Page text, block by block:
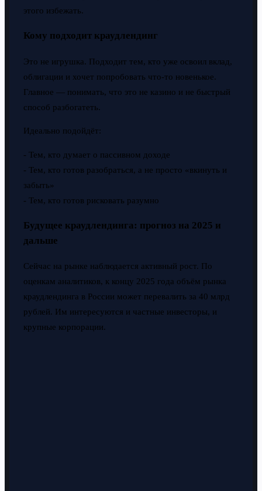
этого избежать.
Кому подходит краудлендинг
Это не игрушка. Подходит тем, кто уже освоил вклад,
облигации и хочет попробовать что-то новенькое.
Главное — понимать, что это не казино и не быстрый
способ разбогатеть.
Идеально подойдёт:
- Тем, кто думает о пассивном доходе
- Тем, кто готов разобраться, а не просто «вкинуть и
забыть»
- Тем, кто готов рисковать разумно
Будущее краудлендинга: прогноз на 2025 и
дальше
Сейчас на рынке наблюдается активный рост. По
оценкам аналитиков, к концу 2025 года объём рынка
краудлендинга в России может перевалить за 40 млрд
рублей. Им интересуются и частные инвесторы, и
крупные корпорации.